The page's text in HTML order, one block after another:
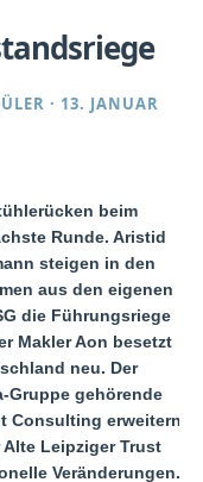
· 13. JANUAR
beim
Runde. Aristid
steigen in den
aus den eigenen
die Führungsriege
Makler Aon besetzt
neu. Der
Gruppe gehörende
Consulting erweitern
Leipziger Trust
Veränderungen.